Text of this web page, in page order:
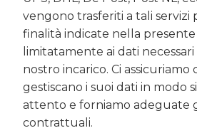
vengono trasferiti a tali servizi
finalità indicate nella presente
limitatamente ai dati necessari
nostro incarico. Ci assicuriamo
gestiscano i suoi dati in modo
attento e forniamo adeguate
contrattuali.